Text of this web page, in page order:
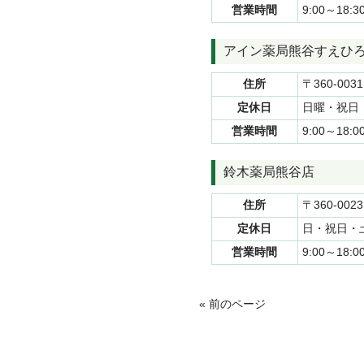
営業時間
9:00～
アイン薬局熊谷すえひ
住所
〒360-
定休日
日曜・祝日
営業時間
9:00～
鈴木薬局熊谷店
住所
〒360-
定休日
日・祝日・
営業時間
9:00～
« 前のページ